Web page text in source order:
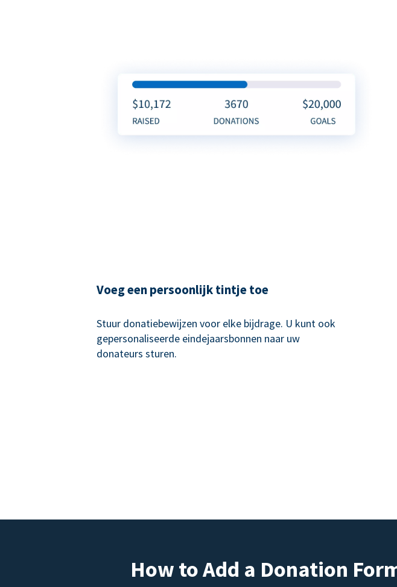
Voeg een persoonlijk tintje toe
Stuur donatiebewijzen voor elke bijdrage. U kunt ook
gepersonaliseerde eindejaarsbonnen naar uw
donateurs sturen.
How to Add a Donation